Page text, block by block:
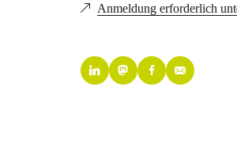
Anmeldung erforderlich